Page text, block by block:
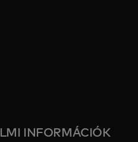
in a new tab
INFORMÁCIÓK